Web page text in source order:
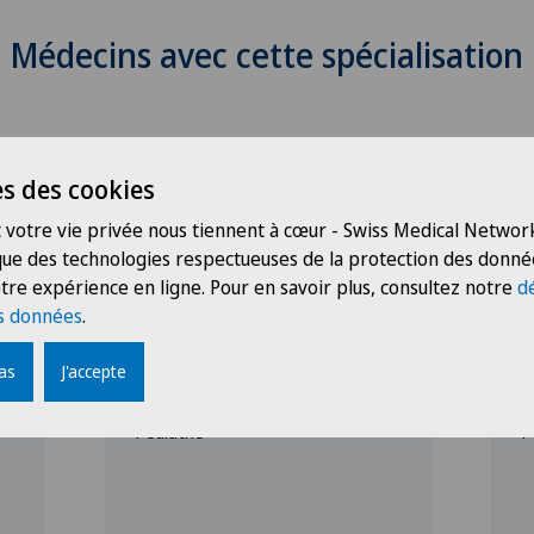
Médecins avec cette spécialisation
Clinique Générale-Beaulieu
Spécialisation
Pédiatrie
des cookies
vie privée nous tiennent à cœur - Swiss Medical
des technologies respectueuses de la protection des
expérience en ligne. Pour en savoir plus, consultez notre
données.
J'accepte